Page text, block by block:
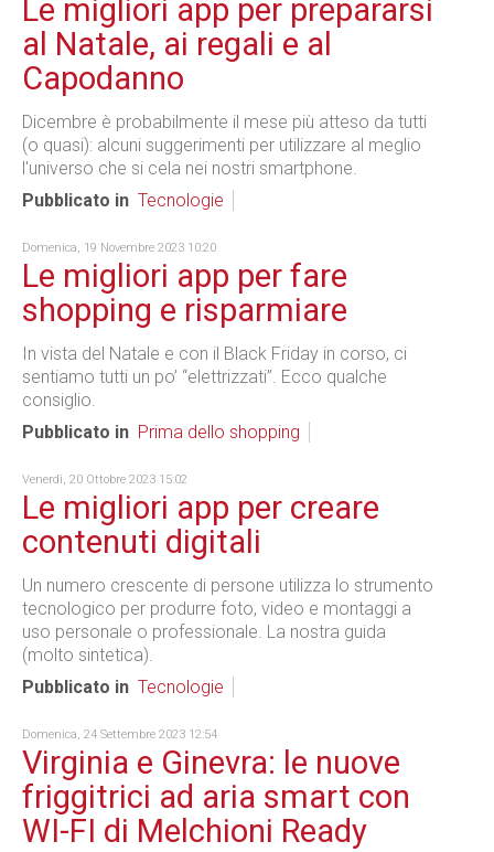
Le migliori app per prepararsi
al Natale, ai regali e al
Capodanno
Dicembre è probabilmente il mese più atteso da tutti
(o quasi): alcuni suggerimenti per utilizzare al meglio
l'universo che si cela nei nostri smartphone.
Pubblicato in Tecnologie
Domenica, 19 Novembre 2023 10:20
Le migliori app per fare
shopping e risparmiare
In vista del Natale e con il Black Friday in corso, ci
sentiamo tutti un po’ “elettrizzati”. Ecco qualche
consiglio.
Pubblicato in Prima dello shopping
Venerdì, 20 Ottobre 2023 15:02
Le migliori app per creare
contenuti digitali
Un numero crescente di persone utilizza lo strumento
tecnologico per produrre foto, video e montaggi a
uso personale o professionale. La nostra guida
(molto sintetica).
Pubblicato in Tecnologie
Domenica, 24 Settembre 2023 12:54
Virginia e Ginevra: le nuove
friggitrici ad aria smart con
WI-FI di Melchioni Ready